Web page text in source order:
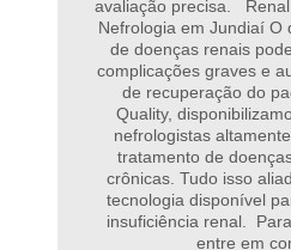
avaliação precisa.
Nefrologia em Jundiaí O
de doenças renais
complicações graves e
de recuperação do
Quality,
nefrologistas
tratamento de
crônicas. Tudo isso
tecnologia disponível
insuficiência renal.
entre em